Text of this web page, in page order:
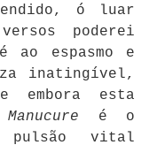
ó luar
poderei
ao espasmo e
inatingível,
embora esta
Manucure é o
pulsão vital